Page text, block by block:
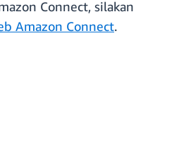
Connect, silakan
Amazon Connect.